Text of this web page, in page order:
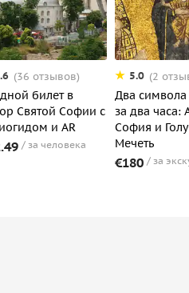
(36 отзывов)
билет в
Святой Софии с
и AR
за человека
5.0 (2
Два символа
за два часа:
София и
Мечеть
€180 за